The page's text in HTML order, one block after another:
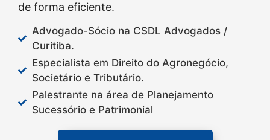
de forma eficiente.
Advogado-Sócio na CSDL Advogados /
Curitiba.
Especialista em Direito do Agronegócio,
Societário e Tributário.
Palestrante na área de Planejamento
Sucessório e Patrimonial